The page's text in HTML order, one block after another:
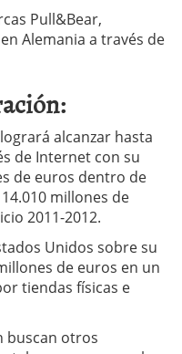
Pull&Bear,
Alemania a través de
alcanzar hasta
de Internet con su
de euros dentro de
millones de
2011-2012.
Unidos sobre su
de euros en un
tiendas físicas e
buscan otros